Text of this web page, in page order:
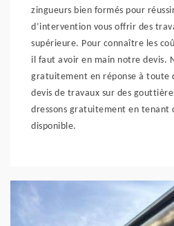
zingueurs bien formés pour
d’intervention vous offrir des
supérieure. Pour connaître les
il faut avoir en main notre devis.
gratuitement en réponse à toute
devis de travaux sur des
dressons gratuitement en tenant
disponible.